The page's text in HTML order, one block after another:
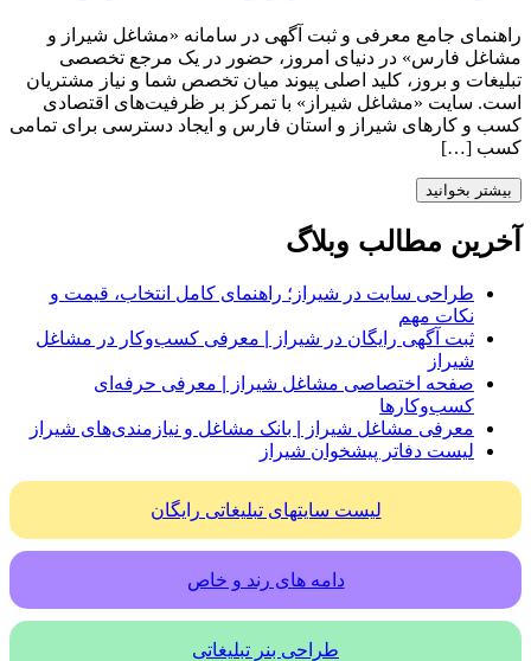
راهنمای جامع معرفی و ثبت آگهی در سامانه «مشاغل شیراز و
مشاغل فارس» در دنیای امروز، حضور در یک مرجع تخصصی
تبلیغات و بروز، کلید اصلی پیوند میان تخصص شما و نیاز مشتریان
است. سایت «مشاغل شیراز» با تمرکز بر ظرفیت‌های اقتصادی
کسب و کارهای شیراز و استان فارس و ایجاد دسترسی برای تمامی
کسب […]
بیشتر بخوانید
آخرین مطالب وبلاگ
طراحی سایت در شیراز؛ راهنمای کامل انتخاب، قیمت و
نکات مهم
ثبت آگهی رایگان در شیراز | معرفی کسب‌وکار در مشاغل
شیراز
صفحه اختصاصی مشاغل شیراز | معرفی حرفه‌ای
کسب‌وکارها
معرفی مشاغل شیراز | بانک مشاغل و نیازمندی‌های شیراز
لیست دفاتر پیشخوان شیراز
لیست سایتهای تبلیغاتی رایگان
دامه های رند و خاص
طراحی بنر تبلیغاتی